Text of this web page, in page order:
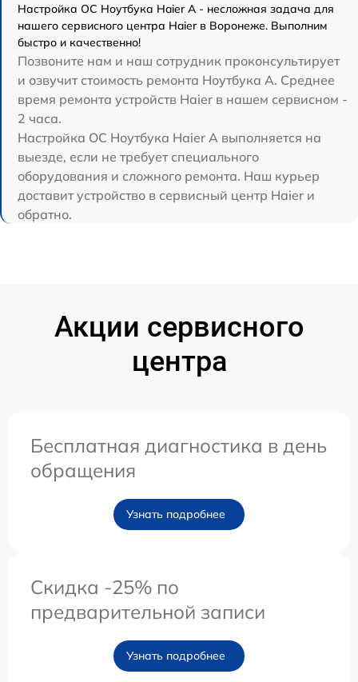
Настройка ОС Ноутбука Haier A - несложная задача для
нашего сервисного центра Haier в Воронеже. Выполним
быстро и качественно!
Позвоните нам и наш сотрудник проконсультирует
и озвучит стоимость ремонта Ноутбука A. Среднее
время ремонта устройств Haier в нашем сервисном -
2 часа.
Настройка ОС Ноутбука Haier A выполняется на
выезде, если не требует специального
оборудования и сложного ремонта. Наш курьер
доставит устройство в сервисный центр Haier и
обратно.
Акции сервисного
центра
Бесплатная диагностика в день
обращения
Узнать подробнее
Скидка -25% по
предварительной записи
Узнать подробнее